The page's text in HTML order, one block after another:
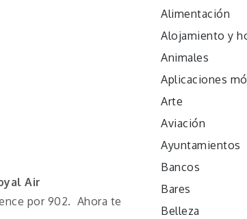
Air
por 902. Ahora te
Alimentación
Alojamiento y
Animales
Aplicaciones
Arte
Aviación
Ayuntamientos
Bancos
Bares
Belleza